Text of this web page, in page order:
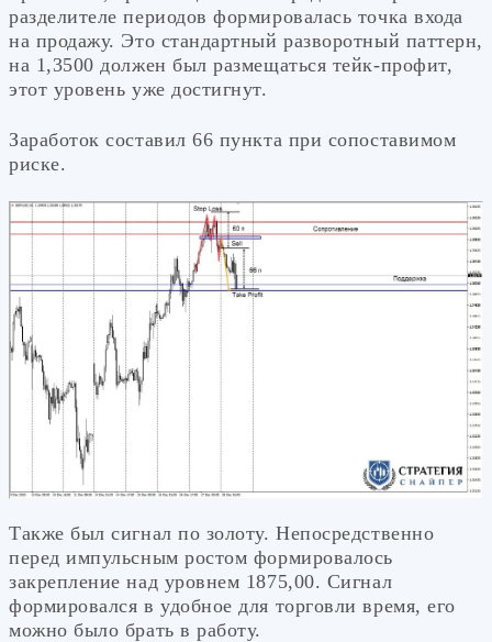
разделителе периодов формировалась точка входа
на продажу. Это стандартный разворотный паттерн,
на 1,3500 должен был размещаться тейк-профит,
этот уровень уже достигнут.
Заработок составил 66 пункта при сопоставимом
риске.
Также был сигнал по золоту. Непосредственно
перед импульсным ростом формировалось
закрепление над уровнем 1875,00. Сигнал
формировался в удобное для торговли время, его
можно было брать в работу.